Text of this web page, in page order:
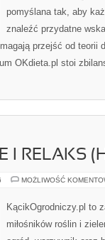
pomyślana tak, aby
znaleźć przydatne
przejść od teorii
OKdieta.pl stoi
I RELAKS
MOŻLIWOŚĆ
KącikOgrodniczy.pl to
miłośników roślin i